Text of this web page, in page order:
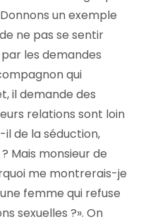
un exemple
ne pas se sentir
les demandes
qui
il demande des
relations sont loin
il de la séduction,
Mais monsieur de
me montrerais-je
femme qui refuse
sexuelles ?». On